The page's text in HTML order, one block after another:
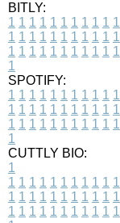
BITLY:
1 1 1 1 1 1 1 1 1 1 1
1 1 1 1 1 1 1 1 1 1 1
1 1 1 1 1 1 1 1 1 1 1
1
SPOTIFY:
1 1 1 1 1 1 1 1 1 1 1
1 1 1 1 1 1 1 1 1 1 1
1 1 1 1 1 1 1 1 1 1 1
1
CUTTLY BIO:
1
1 1 1 1 1 1 1 1 1 1 1
1 1 1 1 1 1 1 1 1 1 1
1 1 1 1 1 1 1 1 1 1 1